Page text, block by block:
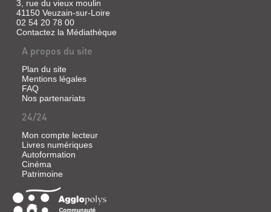
3, rue du vieux moulin
41150 Veuzain-sur-Loire
02 54 20 78 00
Contactez la Médiathèque
A propos du site
Plan du site
Mentions légales
FAQ
Nos partenariats
24/24
Mon compte lecteur
Livres numériques
Autoformation
Cinéma
Patrimoine